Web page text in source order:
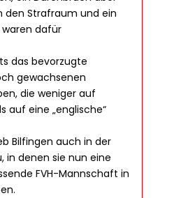
den Strafraum und ein
dafür
das bevorzugte
gewachsenen
die weniger auf
auf eine „englische“
Bilfingen auch in der
in denen sie nun eine
FVH-Mannschaft in